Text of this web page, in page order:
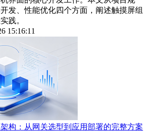
发、性能优化四个方面，阐述触摸屏组
践。
15:16:11
构：从网关选型到应用部署的完整方案